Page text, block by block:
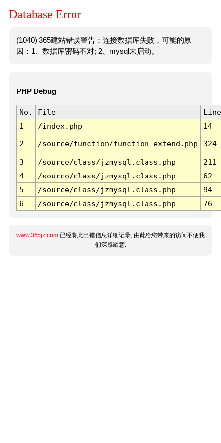
Database Error
(1040) 365建站错误警告：连接数据库失败，可能的原
因：1、数据库密码不对; 2、mysql未启动。
PHP Debug
No. File
Line
1
/index.php 14
2 /source/function/function_extend.php 324
3 /source/class/jzmysql.class.php
211
4
/source/class/jzmysql.class.php
62
5
/source/class/jzmysql.class.php
94
6
/source/class/jzmysql.class.php 76
www.365jz.com 已经将此出错信息详细记录, 由此给您带来的访问不便我
们深感歉意.